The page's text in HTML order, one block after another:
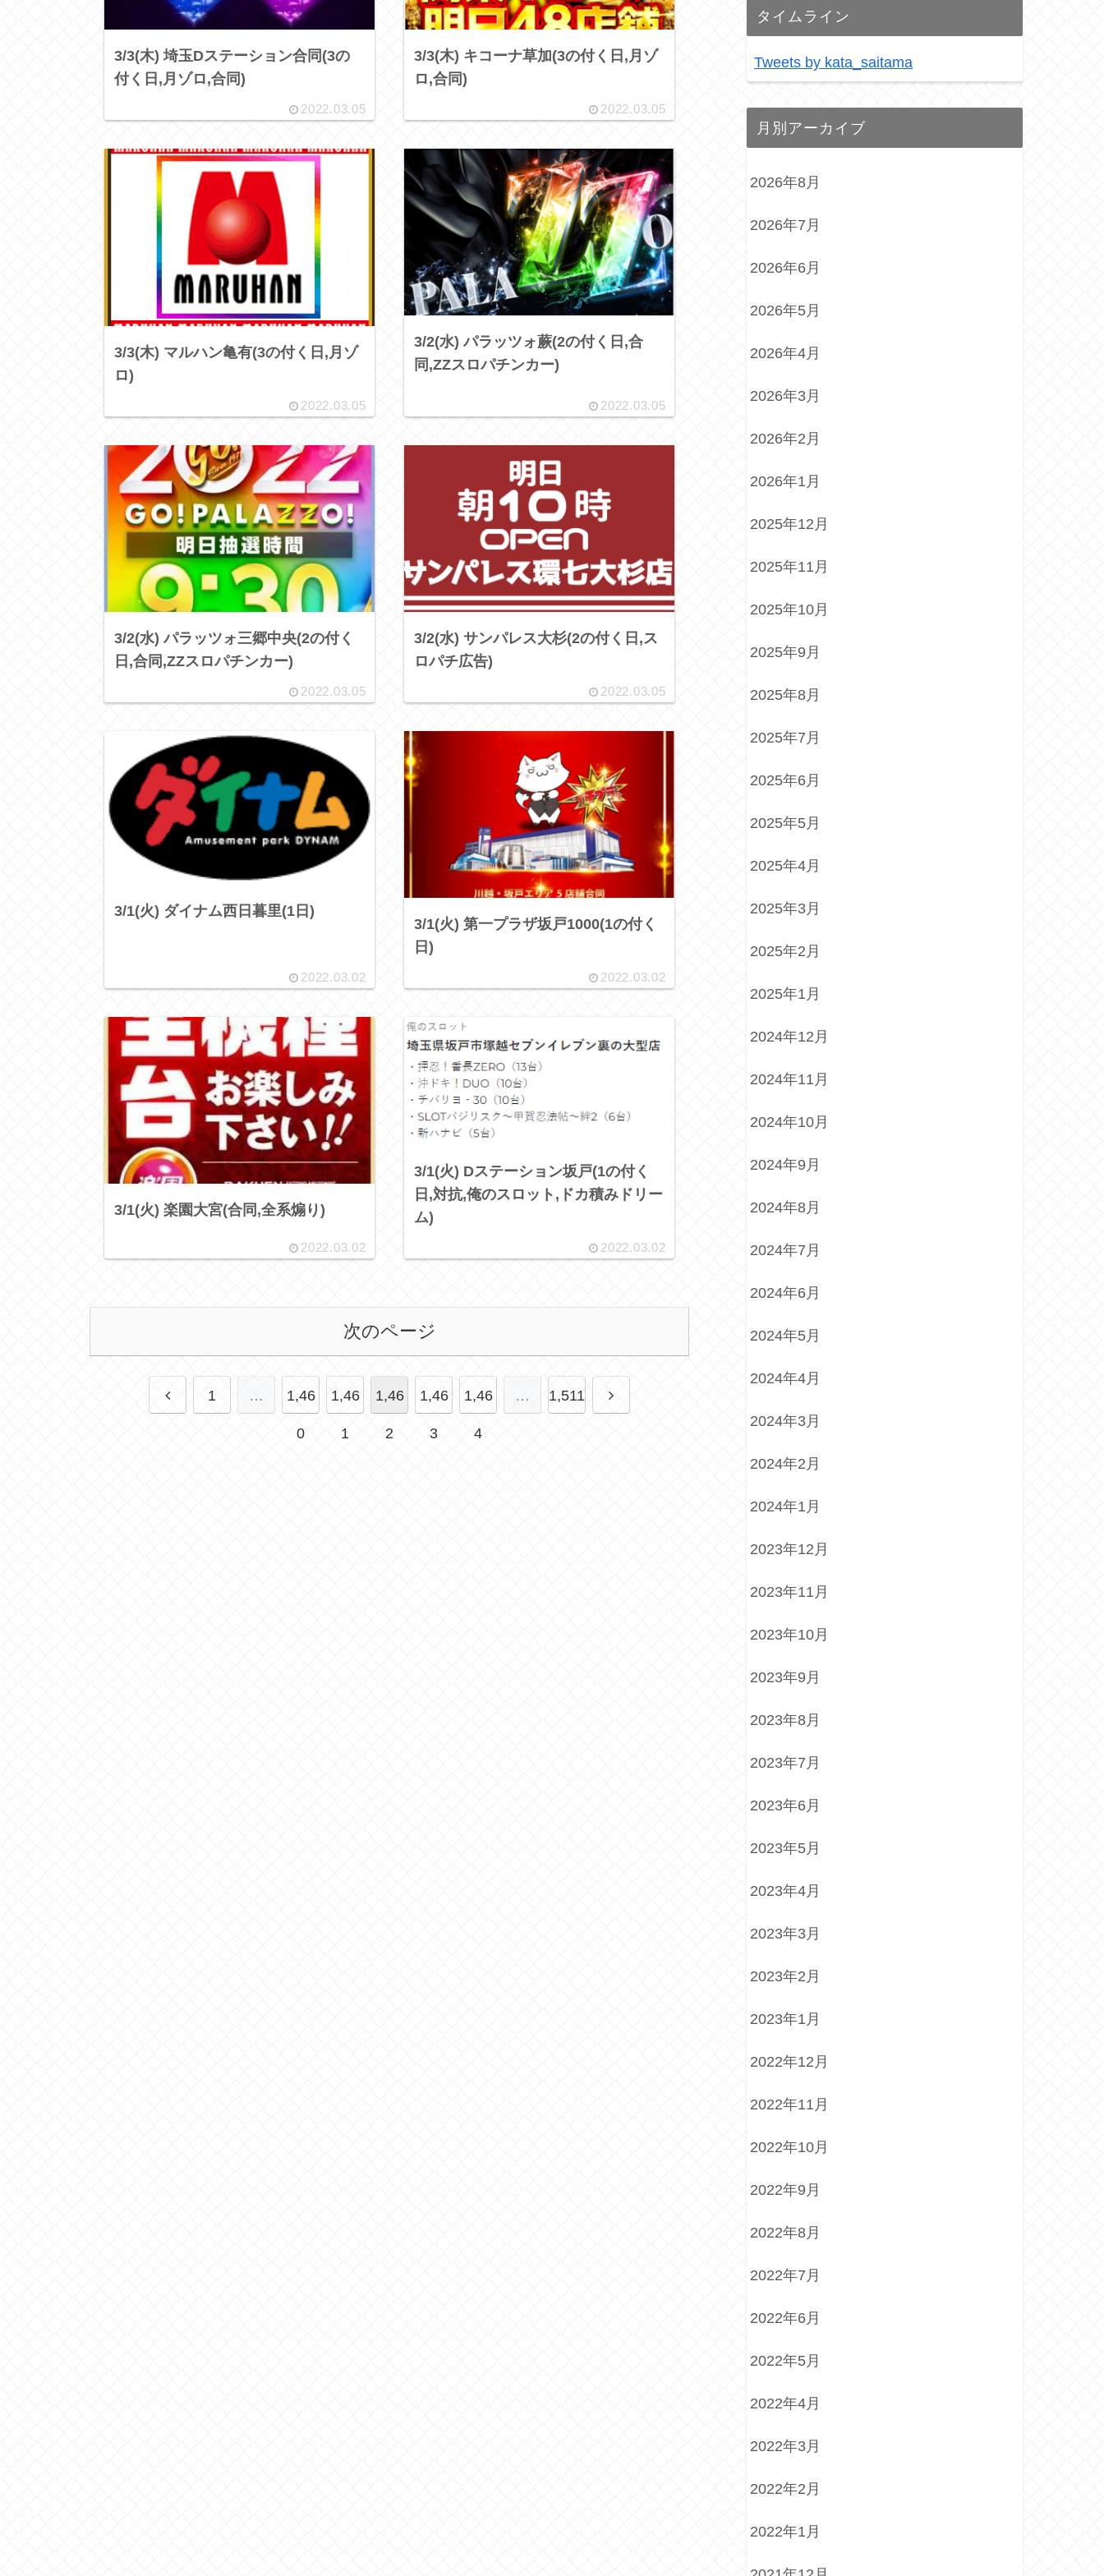
3/3(木) 埼玉Dステーション合同(3の
付く日,月ゾロ,合同)
2022.03.05
3/3(木) キコーナ草加(3の付く日,月ゾ
ロ,合同)
2022.03.05
3/3(木) マルハン亀有(3の付く日,月ゾ
ロ)
2022.03.05
3/2(水) パラッツォ蕨(2の付く日,合
同,ZZスロパチンカー)
2022.03.05
3/2(水) パラッツォ三郷中央(2の付く
日,合同,ZZスロパチンカー)
2022.03.05
3/2(水) サンパレス大杉(2の付く日,ス
ロパチ広告)
2022.03.05
3/1(火) ダイナム西日暮里(1日)
2022.03.02
3/1(火) 第一プラザ坂戸1000(1の付く
日)
2022.03.02
3/1(火) 楽園大宮(合同,全系煽り)
2022.03.02
3/1(火) Dステーション坂戸(1の付く
日,対抗,俺のスロット,ドカ積みドリー
ム)
2022.03.02
次のページ
1 … 1,46
0
1,46
1
1,46
2
1,46
3
1,46
4
… 1,511
タイムライン
Tweets by kata_saitama
月別アーカイブ
2026年8月
2026年7月
2026年6月
2026年5月
2026年4月
2026年3月
2026年2月
2026年1月
2025年12月
2025年11月
2025年10月
2025年9月
2025年8月
2025年7月
2025年6月
2025年5月
2025年4月
2025年3月
2025年2月
2025年1月
2024年12月
2024年11月
2024年10月
2024年9月
2024年8月
2024年7月
2024年6月
2024年5月
2024年4月
2024年3月
2024年2月
2024年1月
2023年12月
2023年11月
2023年10月
2023年9月
2023年8月
2023年7月
2023年6月
2023年5月
2023年4月
2023年3月
2023年2月
2023年1月
2022年12月
2022年11月
2022年10月
2022年9月
2022年8月
2022年7月
2022年6月
2022年5月
2022年4月
2022年3月
2022年2月
2022年1月